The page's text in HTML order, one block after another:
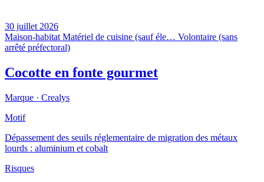
30 juillet 2026
Maison-habitat Matériel de cuisine (sauf éle… Volontaire (sans
arrêté préfectoral)
Cocotte en fonte gourmet
Marque · Crealys
Motif
Dépassement des seuils réglementaire de migration des métaux
lourds : aluminium et cobalt
Risques